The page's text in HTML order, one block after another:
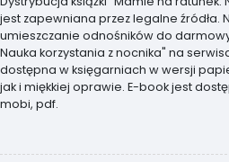
jest zapewniana przez legalne źródła.
umieszczanie odnośników do
Nauka korzystania z nocnika" na
dostępna w księgarniach w wersji
jak i miękkiej oprawie. E-book jest
mobi, pdf.